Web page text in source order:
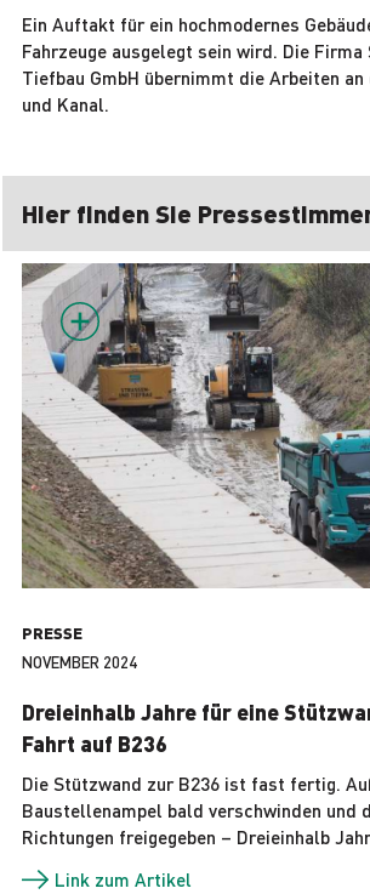
Ein Auftakt für ein hochmodernes
Fahrzeuge ausgelegt sein wird. Die Firma
Tiefbau GmbH übernimmt die Arbeiten an
und Kanal.
Hier finden Sie
PRESSE
NOVEMBER 2024
Dreieinhalb Jahre für eine
Fahrt auf B236
Die Stützwand zur B236 ist fast fertig.
Baustellenampel bald verschwinden und
Richtungen freigegeben – Dreieinhalb
Link zum Artikel